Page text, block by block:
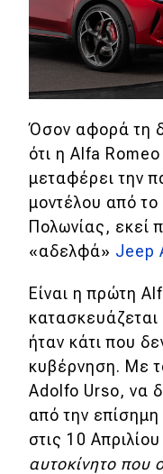
Όσον αφορά τη
ότι η Alfa
μεταφέρει την
μοντέλου από
Πολωνίας, εκεί
«αδελφά» Jeep
Είναι η πρώτη
κατασκευάζεται
ήταν κάτι που
κυβέρνηση. Με
Adolfo Urso, να
από την
στις 10
αυτοκίνητο που